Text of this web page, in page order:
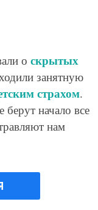
о скрытых
занятную
страхом.
начало все
нам